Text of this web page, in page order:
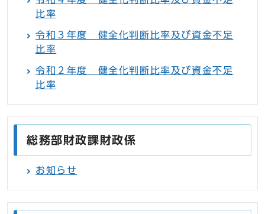
比率
令和３年度 健全化判断比率及び資金不足
比率
令和２年度 健全化判断比率及び資金不足
比率
総務部財政課財政係
お知らせ